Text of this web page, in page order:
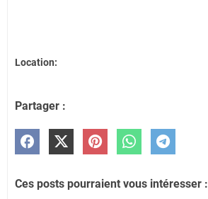
Location:
Partager :
Ces posts pourraient vous intéresser :